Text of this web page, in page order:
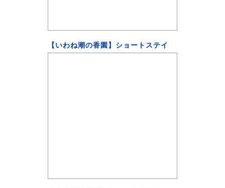
【いわね潮の香園】ショートステイ